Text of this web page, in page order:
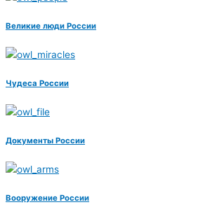
Великие люди России
Чудеса России
Документы России
Вооружение России